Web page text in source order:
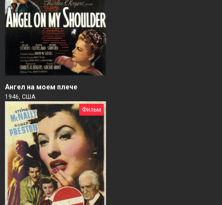
Ангел на моем плече
1946, США
Фильм